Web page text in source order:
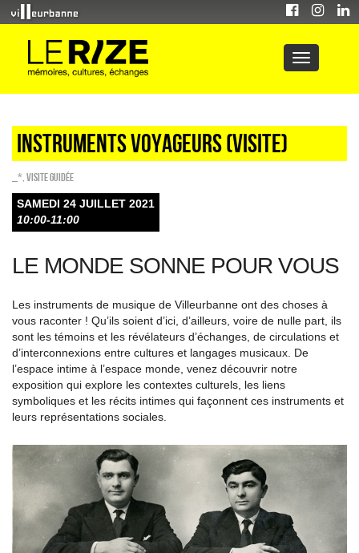
Instruments voyageurs (visite)
_* Visite guidée
SAMEDI 24 JUILLET 2021
10:00-11:00
LE MONDE SONNE POUR VOUS
Les instruments de musique de Villeurbanne ont des choses à
vous raconter ! Qu’ils soient d’ici, d’ailleurs, voire de nulle part, ils
sont les témoins et les révélateurs d’échanges, de circulations et
d’interconnexions entre cultures et langages musicaux. De
l’espace intime à l’espace monde, venez découvrir notre
exposition qui explore les contextes culturels, les liens
symboliques et les récits intimes qui façonnent ces instruments et
leurs représentations sociales.